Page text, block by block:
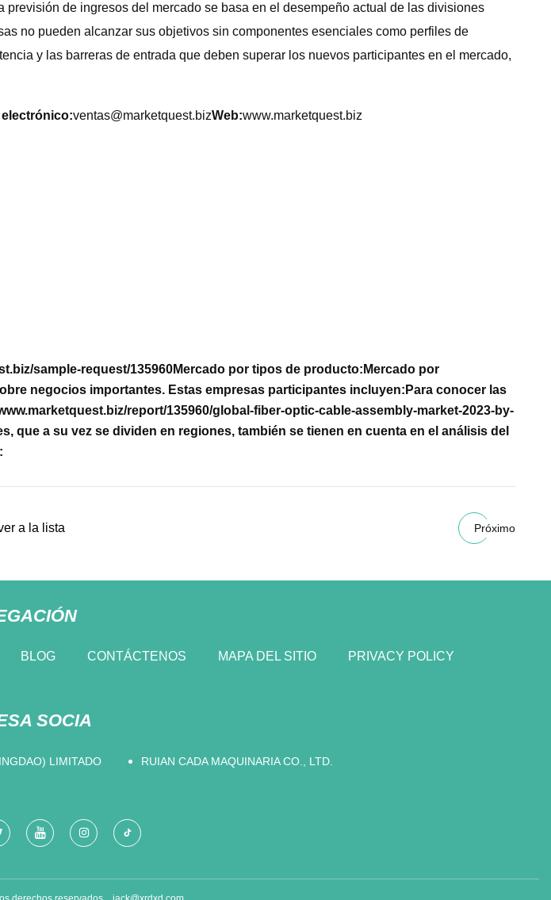
de ingresos del mercado se basa en el desempeño actual de las divisiones
no pueden alcanzar sus objetivos sin componentes esenciales como perfiles de
y las barreras de entrada que deben superar los nuevos participantes en el mercado,
ventas@marketquest.bizWeb:www.marketquest.biz
sample-request/135960Mercado por tipos de producto: Mercado por
negocios importantes. Estas empresas participantes incluyen: Para conocer las
report/135960/global-fiber-optic-cable-assembly-market-2023-by-
que a su vez se dividen en regiones, también se tienen en cuenta en el análisis del
a la lista Próximo
BLOG CONTÁCTENOS MAPA DEL SITIO PRIVACY POLICY
SOCIA
LIMITADO RUIAN CADA MAQUINARIA CO., LTD.